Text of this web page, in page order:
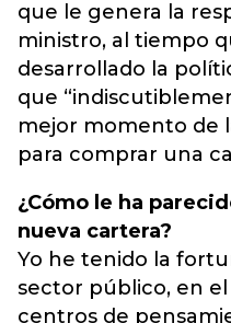
que le genera la
ministro, al tiempo
desarrollado la
que
mejor momento de
para comprar una
¿Cómo le ha
nueva cartera?
Yo he tenido la
sector público, en
centros de